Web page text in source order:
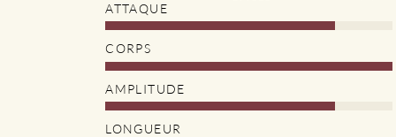
ATTAQUE
CORPS
AMPLITUDE
LONGUEUR